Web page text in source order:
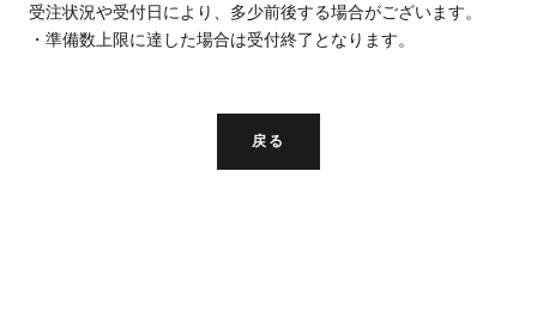
受注状況や受付日により、多少前後する場合がございます。
・準備数上限に達した場合は受付終了となります。
戻る